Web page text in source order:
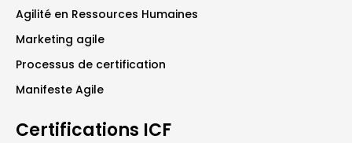
Agilité en Ressources Humaines
Marketing agile
Processus de certification
Manifeste Agile
Certifications ICF